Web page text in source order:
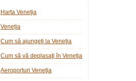
Harta Veneţia
Veneția
Cum să ajungeţi la Veneţia
Cum să vă deplasaţi în Veneţia
Aeroporturi Veneţia